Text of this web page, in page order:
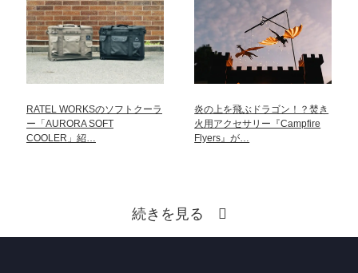
RATEL WORKSのソフトクーラ
ー「AURORA SOFT
COOLER」紹…
炎の上を飛ぶドラゴン！？焚き
火用アクセサリー『Campfire
Flyers』が…
続きを見る